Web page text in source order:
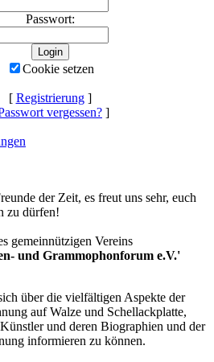
Passwort:
Cookie setzen
[ Registrierung]
vergessen? ]
der Zeit, es freut uns sehr, euch
zu dürfen!
gemeinnützigen Vereins
und Grammophonforum e.V.'
über die vielfältigen Aspekte der
auf Walze und Schellackplatte,
und deren Biographien und der
informieren zu können.